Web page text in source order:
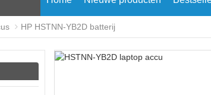
HP HSTNN-YB2D batterij